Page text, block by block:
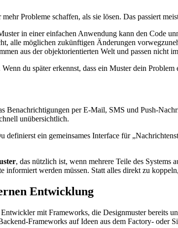
Probleme schaffen, als sie lösen. Das passiert
in einer einfachen Anwendung kann den Code
alle möglichen zukünftigen Änderungen
aus der objektorientierten Welt und passen nicht
du später erkennst, dass ein Muster dein
Benachrichtigungen per E-Mail, SMS und Push-
unübersichtlich.
definierst ein gemeinsames Interface für
, das nützlich ist, wenn mehrere Teile des
informiert werden müssen. Statt alles direkt zu
Entwicklung
mit Frameworks, die Designmuster bereits
Frameworks auf Ideen aus dem Factory- oder